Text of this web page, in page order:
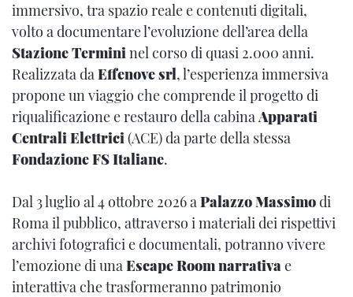
immersivo, tra spazio reale e contenuti digitali,
volto a documentare l’evoluzione dell’area della
Stazione Termininel corso di quasi 2.000 anni.
Realizzata daEffenove srl, l’esperienza immersiva
propone un viaggio che comprende il progetto di
riqualificazione e restauro della cabinaApparati
Centrali Elettrici(ACE) da parte della stessa
Fondazione FS Italiane.
Dal 3 luglio al 4 ottobre 2026 aPalazzo Massimodi
Roma il pubblico, attraverso i materiali dei rispettivi
archivi fotografici e documentali, potranno vivere
l’emozione di unaEscape Room narrativae
interattiva che trasformeranno patrimonio